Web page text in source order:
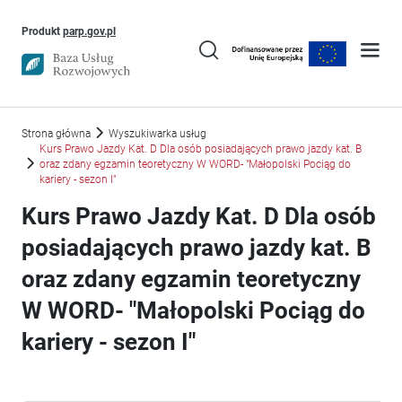
Produkt parp.gov.plUwaga, link otworzy się w nowym oknie
Strona główna
Wyszukiwarka usług
Kurs Prawo Jazdy Kat. D Dla osób posiadających prawo jazdy kat. B
oraz zdany egzamin teoretyczny W WORD- "Małopolski Pociąg do
kariery - sezon I"
Kurs Prawo Jazdy Kat. D Dla osób
posiadających prawo jazdy kat. B
oraz zdany egzamin teoretyczny
W WORD- "Małopolski Pociąg do
kariery - sezon I"